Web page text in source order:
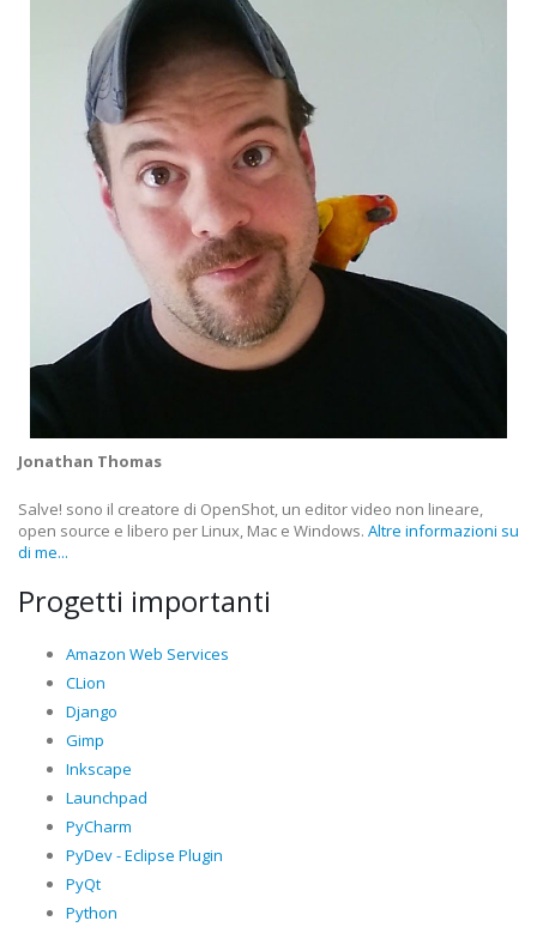
Jonathan Thomas
Salve! sono il creatore di OpenShot, un editor video non lineare,
open source e libero per Linux, Mac e Windows. Altre informazioni su
di me...
Progetti importanti
Amazon Web Services
CLion
Django
Gimp
Inkscape
Launchpad
PyCharm
PyDev - Eclipse Plugin
PyQt
Python